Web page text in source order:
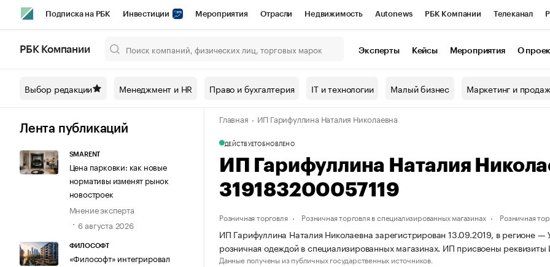
Подписка на РБК Инвестиции Мероприятия Отрасли Недвижимость Autonews РБК Компании Телеканал
Спецпроекты СПб Конференции СПб Спецпроекты Проверка контрагентов
Технологии и медиа Рынок наличной валюты
РБК Компании Эксперты Кейсы Мероприятия О
Выбор редакции Менеджмент и HR Право и бухгалтерия IT и технологии Малый бизнес Маркетинг и
Лента публикаций
SMARENT
Цена парковки: как новые
нормативы изменят рынок
новостроек
Мнение эксперта
6 августа 2026
ФИЛОСОФТ
«Философт» интегрировал
Главная ИП Гарифуллина Наталия Николаевна
ДЕЙСТВУЕТОБНОВЛЕНО
ИП Гарифуллина Наталия
319183200057119
Розничная торговля Розничная торговля в специализированных магазинах Розничная
ИП Гарифуллина Наталия Николаевна зарегистрирован 13.09.2019, в регионе —
розничная одеждой в специализированных магазинах. ИП присвоены
Данные получены из публичных государственных источников.